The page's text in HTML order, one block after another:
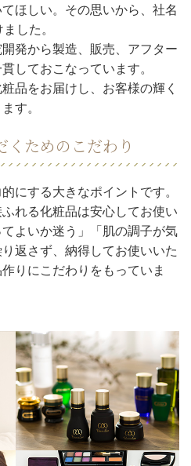
ほしい。その思いから、社名
した。
発から製造、販売、アフター
しておこなっています。
品をお届けし、お客様の輝く
す。
ためのこだわり
にする大きなポイントです。
れる化粧品は安心してお使い
よいか迷う」「肌の調子が気
返さず、納得してお使いいた
りにこだわりをもっていま